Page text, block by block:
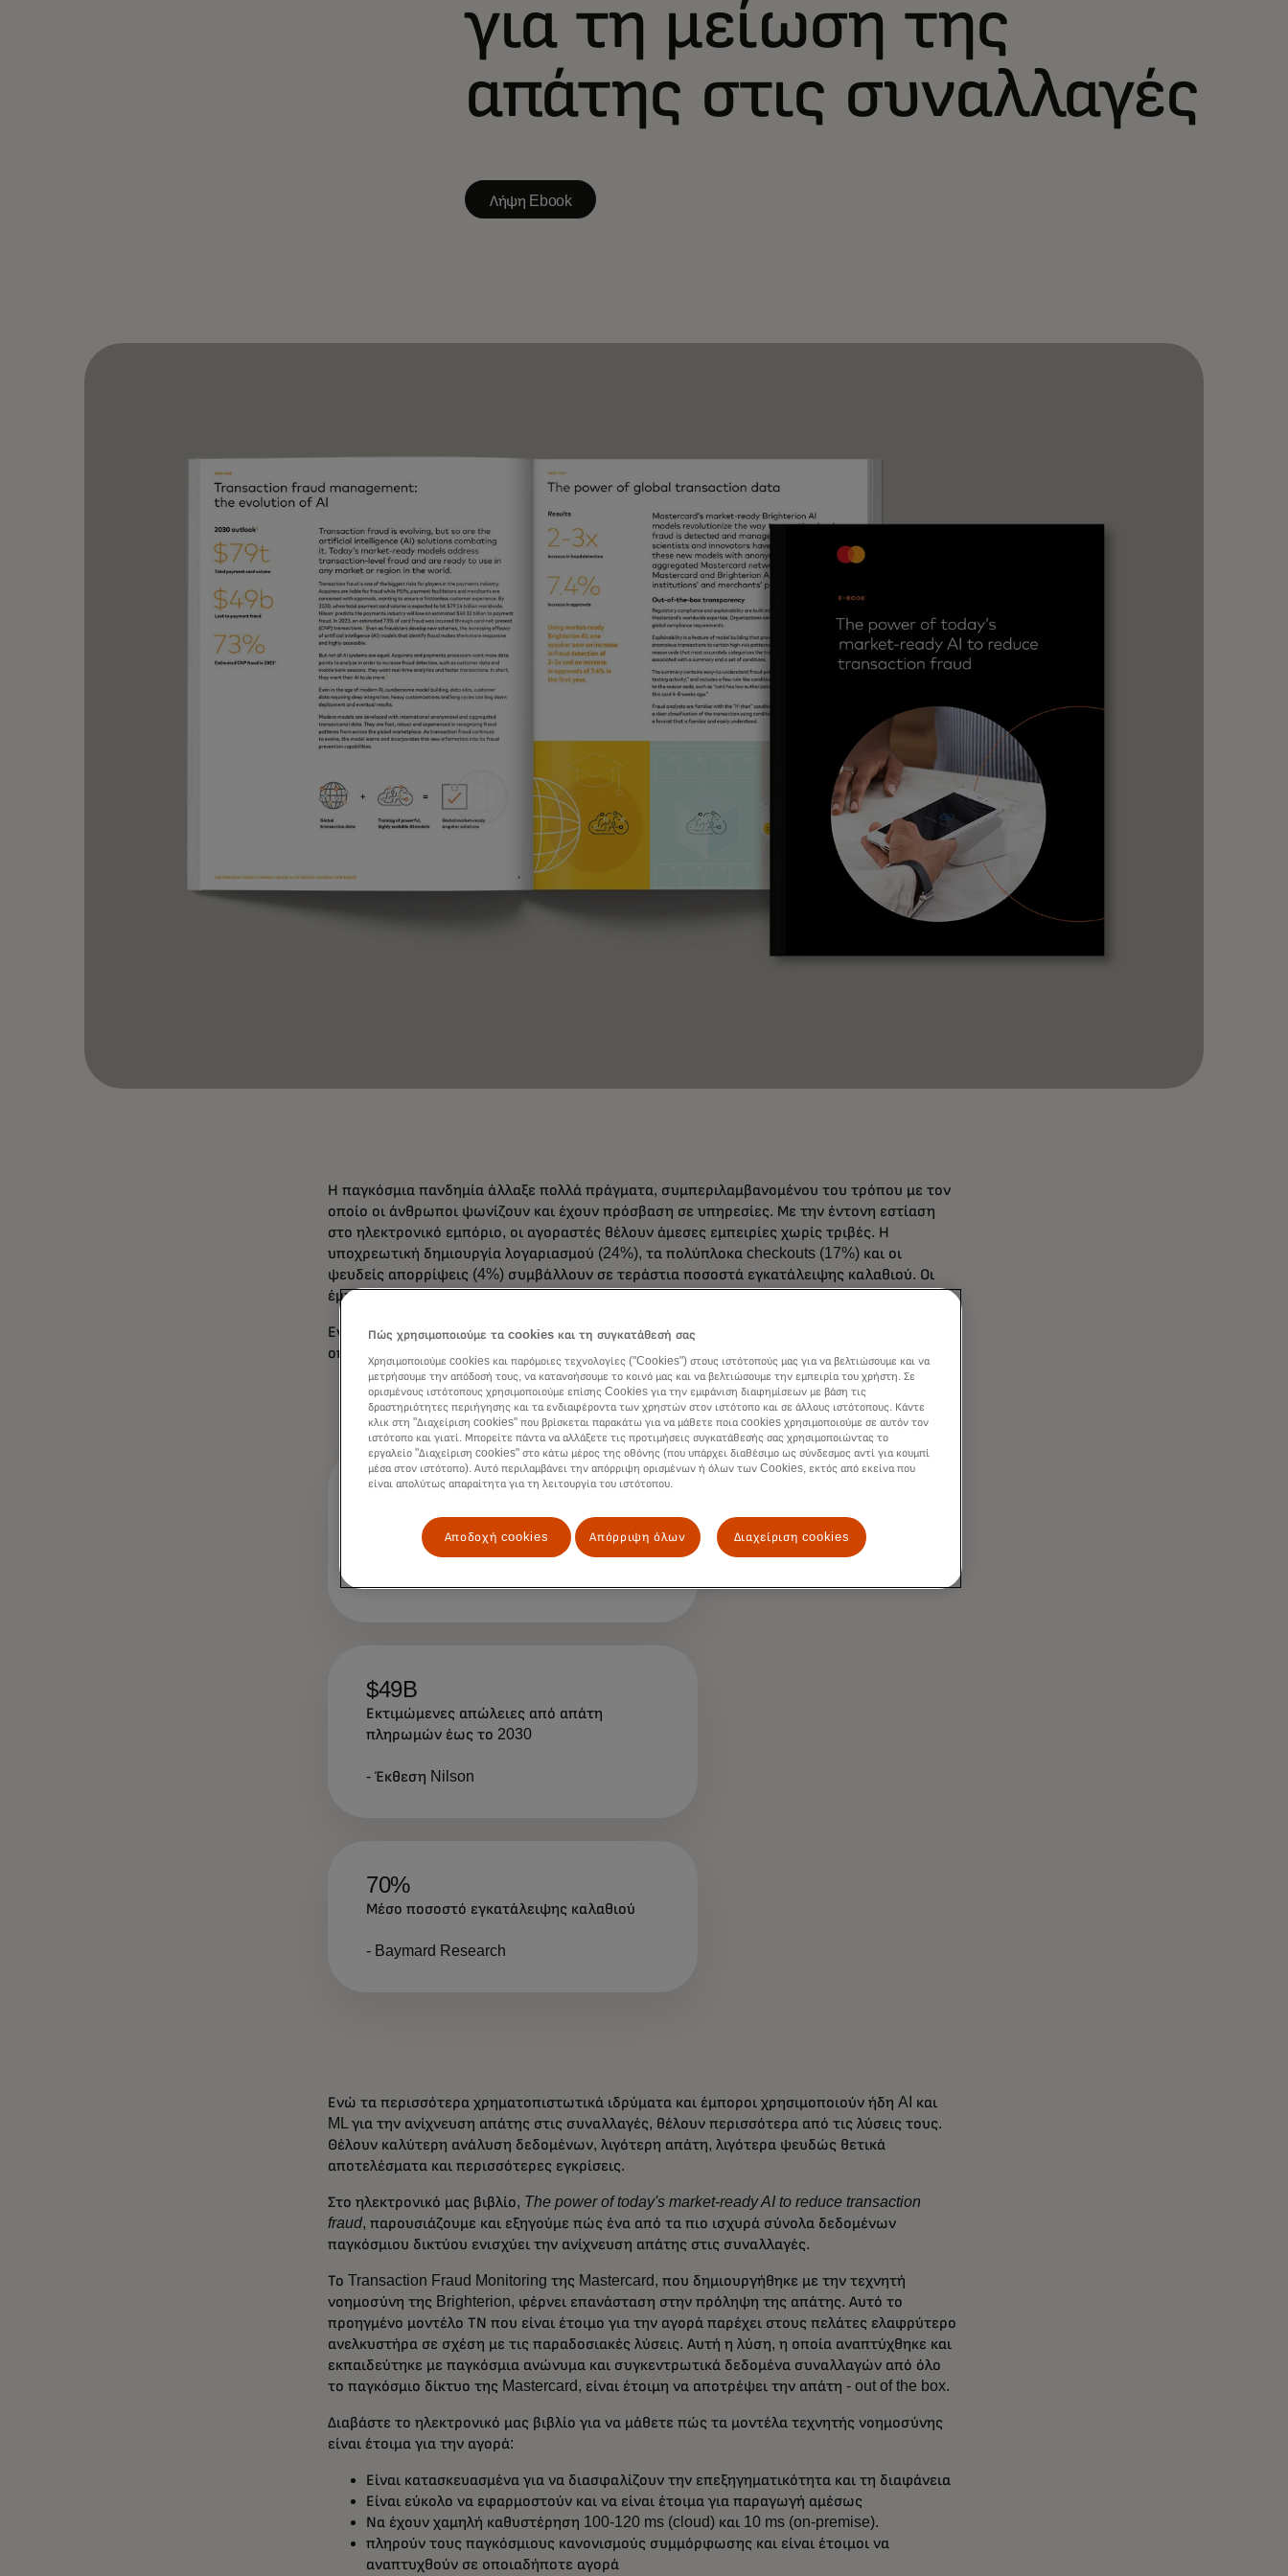
για τη μείωση της
απάτης στις συναλλαγές
Λήψη Ebook
Η παγκόσμια πανδημία άλλαξε πολλά πράγματα, συμπεριλαμβανομένου του τρόπου με τον
οποίο οι άνθρωποι ψωνίζουν και έχουν πρόσβαση σε υπηρεσίες. Με την έντονη εστίαση
στο ηλεκτρονικό εμπόριο, οι αγοραστές θέλουν άμεσες εμπειρίες χωρίς τριβές. Η
υποχρεωτική δημιουργία λογαριασμού (24%), τα πολύπλοκα checkouts (17%) και οι
ψευδείς απορρίψεις (4%) συμβάλλουν σε τεράστια ποσοστά εγκατάλειψης καλαθιού. Οι
έμποροι χάνουν πωλήσεις και οι αγοραστές χάνουν αμοιβές.
Εν τω μεταξύ, η αυξημένη διαδικτυακή κίνηση παρέχει ευκαιρίες για τους απατεώνες, οι
οποίοι εστιάζουν περισσότερο την ενέργειά τους σε αυτή την προσοδοφόρα αγορά.
93%
Αποδέκτες που αύξησαν την απάτη στις
συναλλαγές μεταξύ 2020 και 2021
$49B
Εκτιμώμενες απώλειες από απάτη
πληρωμών έως το 2030
- Έκθεση Nilson
70%
Μέσο ποσοστό εγκατάλειψης καλαθιού
- Baymard Research
Ενώ τα περισσότερα χρηματοπιστωτικά ιδρύματα και έμποροι χρησιμοποιούν ήδη AI και
ML για την ανίχνευση απάτης στις συναλλαγές, θέλουν περισσότερα από τις λύσεις τους.
Θέλουν καλύτερη ανάλυση δεδομένων, λιγότερη απάτη, λιγότερα ψευδώς θετικά
αποτελέσματα και περισσότερες εγκρίσεις.
Στο ηλεκτρονικό μας βιβλίο, The power of today's market-ready AI to reduce transaction
fraud, παρουσιάζουμε και εξηγούμε πώς ένα από τα πιο ισχυρά σύνολα δεδομένων
παγκόσμιου δικτύου ενισχύει την ανίχνευση απάτης στις συναλλαγές.
Το Transaction Fraud Monitoring της Mastercard, που δημιουργήθηκε με την τεχνητή
νοημοσύνη της Brighterion, φέρνει επανάσταση στην πρόληψη της απάτης. Αυτό το
προηγμένο μοντέλο ΤΝ που είναι έτοιμο για την αγορά παρέχει στους πελάτες ελαφρύτερο
ανελκυστήρα σε σχέση με τις παραδοσιακές λύσεις. Αυτή η λύση, η οποία αναπτύχθηκε και
εκπαιδεύτηκε με παγκόσμια ανώνυμα και συγκεντρωτικά δεδομένα συναλλαγών από όλο
το παγκόσμιο δίκτυο της Mastercard, είναι έτοιμη να αποτρέψει την απάτη - out of the box.
Διαβάστε το ηλεκτρονικό μας βιβλίο για να μάθετε πώς τα μοντέλα τεχνητής νοημοσύνης
είναι έτοιμα για την αγορά:
Είναι κατασκευασμένα για να διασφαλίζουν την επεξηγηματικότητα και τη διαφάνεια
Είναι εύκολο να εφαρμοστούν και να είναι έτοιμα για παραγωγή αμέσως
Να έχουν χαμηλή καθυστέρηση 100-120 ms (cloud) και 10 ms (on-premise).
πληρούν τους παγκόσμιους κανονισμούς συμμόρφωσης και είναι έτοιμοι να
αναπτυχθούν σε οποιαδήποτε αγορά
Πώς χρησιμοποιούμε τα cookies και τη συγκατάθεσή σας
Χρησιμοποιούμε cookies και παρόμοιες τεχνολογίες ("Cookies") στους ιστότοπούς μας για να βελτιώσουμε και να
μετρήσουμε την απόδοσή τους, να κατανοήσουμε το κοινό μας και να βελτιώσουμε την εμπειρία του χρήστη. Σε
ορισμένους ιστότοπους χρησιμοποιούμε επίσης Cookies για την εμφάνιση διαφημίσεων με βάση τις
δραστηριότητες περιήγησης και τα ενδιαφέροντα των χρηστών στον ιστότοπο και σε άλλους ιστότοπους. Κάντε
κλικ στη "Διαχείριση cookies" που βρίσκεται παρακάτω για να μάθετε ποια cookies χρησιμοποιούμε σε αυτόν τον
ιστότοπο και γιατί. Μπορείτε πάντα να αλλάξετε τις προτιμήσεις συγκατάθεσής σας χρησιμοποιώντας το
εργαλείο "Διαχείριση cookies" στο κάτω μέρος της οθόνης (που υπάρχει διαθέσιμο ως σύνδεσμος αντί για κουμπί
μέσα στον ιστότοπο). Αυτό περιλαμβάνει την απόρριψη ορισμένων ή όλων των Cookies, εκτός από εκείνα που
είναι απολύτως απαραίτητα για τη λειτουργία του ιστότοπου.
Αποδοχή cookies Απόρριψη όλων Διαχείριση cookies